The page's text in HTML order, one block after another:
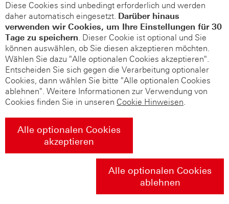
Diese Cookies sind unbedingt erforderlich und werden
daher automatisch eingesetzt. Darüber hinaus
verwenden wir Cookies, um Ihre Einstellungen für 30
Tage zu speichern. Dieser Cookie ist optional und Sie
können auswählen, ob Sie diesen akzeptieren möchten.
Wählen Sie dazu "Alle optionalen Cookies akzeptieren".
Entscheiden Sie sich gegen die Verarbeitung optionaler
Cookies, dann wählen Sie bitte "Alle optionalen Cookies
ablehnen". Weitere Informationen zur Verwendung von
Cookies finden Sie in unseren Cookie Hinweisen.
Alle optionalen Cookies
akzeptieren
Alle optionalen Cookies
ablehnen